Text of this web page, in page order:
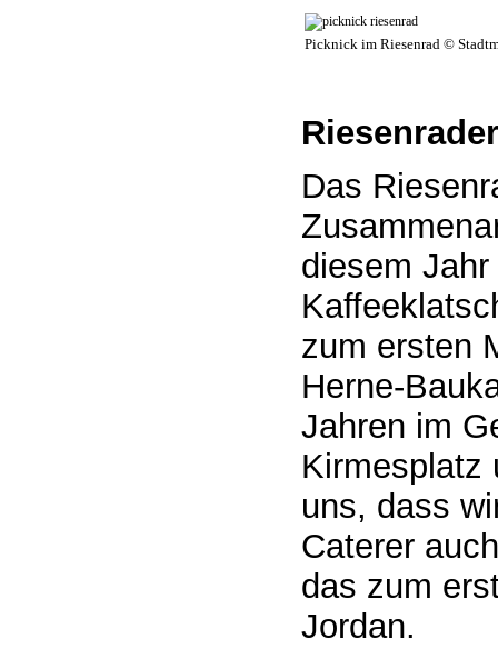
Picknick im Riesenrad ©
Das
diesem
zum ersten
Herne-
Jahren im
Kirmesplatz
uns, dass
Caterer
das zum
Jordan.